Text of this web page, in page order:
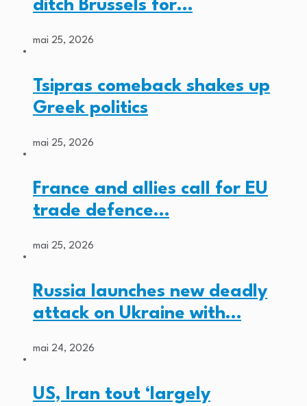
ditch Brussels for…
mai 25, 2026
Tsipras comeback shakes up
Greek politics
mai 25, 2026
France and allies call for EU
trade defence…
mai 25, 2026
Russia launches new deadly
attack on Ukraine with…
mai 24, 2026
US, Iran tout ‘largely